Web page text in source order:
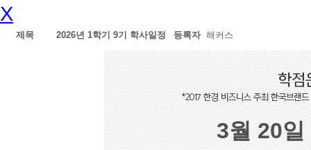
X
제목 2026년 1학기 9기 학사일정 등록자 해커스